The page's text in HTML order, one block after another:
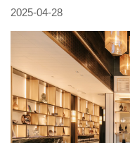
2025-04-28